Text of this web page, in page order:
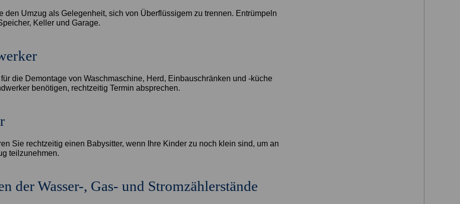
den Umzug als Gelegenheit, sich von Überflüssigem zu trennen. Entrümpeln
Keller und Garage.
die Demontage von Waschmaschine, Herd, Einbauschränken und -küche
benötigen, rechtzeitig Termin absprechen.
Sie rechtzeitig einen Babysitter, wenn Ihre Kinder zu noch klein sind, um an
teilzunehmen.
der Wasser-, Gas- und Stromzählerstände